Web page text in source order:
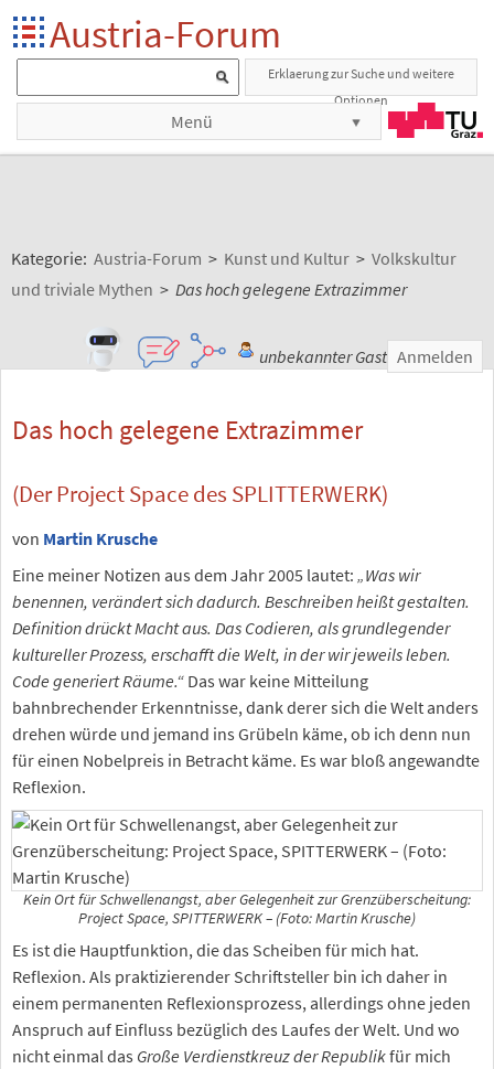
Austria-Forum
Erklaerung zur Suche und weitere
Optionen
Menü
Kategorie: Austria-Forum > Kunst und Kultur > Volkskultur
und triviale Mythen > Das hoch gelegene Extrazimmer
unbekannter Gast Anmelden
Das hoch gelegene Extrazimmer
(Der Project Space des SPLITTERWERK)
von Martin Krusche
Eine meiner Notizen aus dem Jahr 2005 lautet: „Was wir
benennen, verändert sich dadurch. Beschreiben heißt gestalten.
Definition drückt Macht aus. Das Codieren, als grundlegender
kultureller Prozess, erschafft die Welt, in der wir jeweils leben.
Code generiert Räume.“ Das war keine Mitteilung
bahnbrechender Erkenntnisse, dank derer sich die Welt anders
drehen würde und jemand ins Grübeln käme, ob ich denn nun
für einen Nobelpreis in Betracht käme. Es war bloß angewandte
Reflexion.
Kein Ort für Schwellenangst, aber Gelegenheit zur Grenzüberscheitung:
Project Space, SPITTERWERK – (Foto: Martin Krusche)
Es ist die Hauptfunktion, die das Scheiben für mich hat.
Reflexion. Als praktizierender Schriftsteller bin ich daher in
einem permanenten Reflexionsprozess, allerdings ohne jeden
Anspruch auf Einfluss bezüglich des Laufes der Welt. Und wo
nicht einmal das Große Verdienstkreuz der Republikfür mich